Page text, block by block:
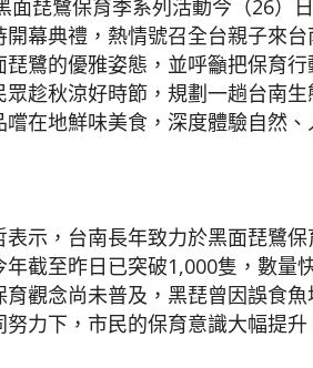
面琵鷺保育季系列活動今（26）
開幕典禮，熱情號召全台親子來
琵鷺的優雅姿態，並呼籲把保育
眾趁秋涼好時節，規劃一趟台南
嚐在地鮮味美食，深度體驗自然
表示，台南長年致力於黑面琵鷺
年截至昨日已突破1,000隻，數量
育觀念尚未普及，黑琵曾因誤食
努力下，市民的保育意識大幅提